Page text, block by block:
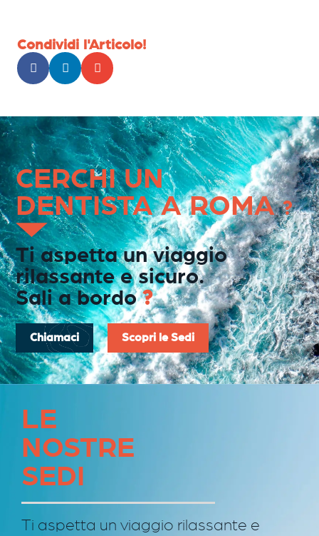
Condividi l'Articolo!
CERCHI UN
DENTISTA A ROMA?
Ti aspetta un viaggio
rilassante e sicuro.
Sali a bordo?
Chiamaci Scopri le Sedi
LE
NOSTRE
SEDI
Ti aspetta un viaggio rilassante e